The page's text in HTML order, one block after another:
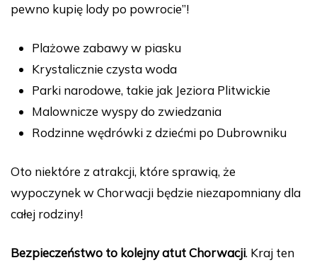
pewno kupię lody po powrocie”!
Plażowe zabawy w piasku
Krystalicznie czysta woda
Parki narodowe, takie jak Jeziora Plitwickie
Malownicze wyspy do zwiedzania
Rodzinne wędrówki z dziećmi po Dubrowniku
Oto niektóre z atrakcji, które sprawią, że
wypoczynek w Chorwacji będzie niezapomniany dla
całej rodziny!
Bezpieczeństwo to kolejny atut Chorwacji. Kraj ten